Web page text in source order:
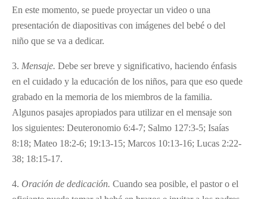
En este momento, se puede proyectar un video o una
presentación de diapositivas con imágenes del bebé o del
niño que se va a dedicar.
3. Mensaje. Debe ser breve y significativo, haciendo énfasis
en el cuidado y la educación de los niños, para que eso quede
grabado en la memoria de los miembros de la familia.
Algunos pasajes apropiados para utilizar en el mensaje son
los siguientes: Deuteronomio 6:4-7; Salmo 127:3-5; Isaías
8:18; Mateo 18:2-6; 19:13-15; Marcos 10:13-16; Lucas 2:22-
38; 18:15-17.
4. Oración de dedicación. Cuando sea posible, el pastor o el